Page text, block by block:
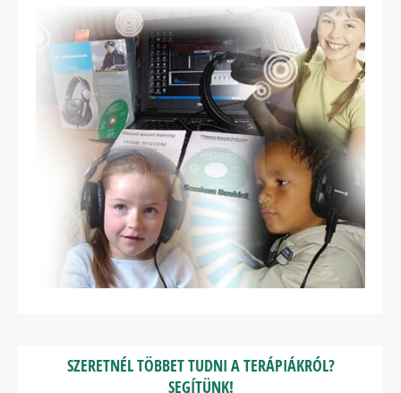
SZERETNÉL TÖBBET TUDNI A TERÁPIÁKRÓL?
SEGÍTÜNK!